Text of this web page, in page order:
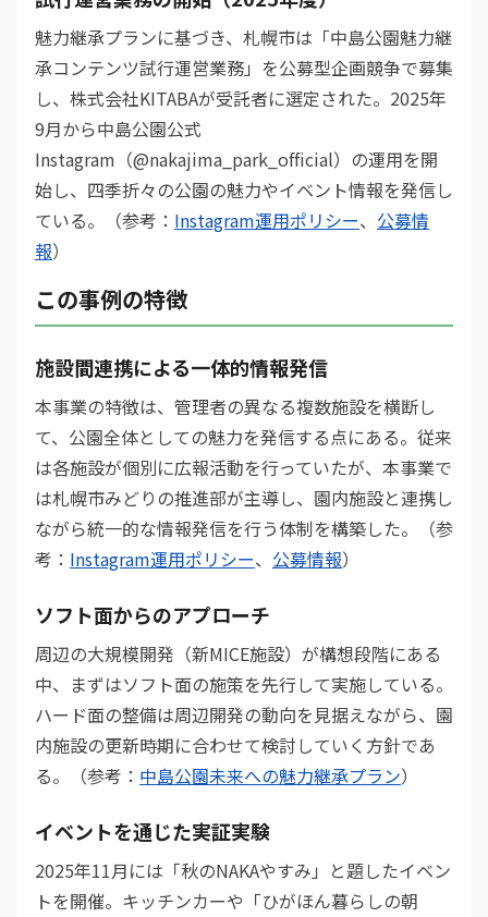
魅力継承プランに基づき、札幌市は「中島公園魅力継
承コンテンツ試行運営業務」を公募型企画競争で募集
し、株式会社KITABAが受託者に選定された。2025年
9月から中島公園公式
Instagram（@nakajima_park_official）の運用を開
始し、四季折々の公園の魅力やイベント情報を発信し
ている。（参考： Instagram運用ポリシー、 公募情
報）
この事例の特徴
施設間連携による一体的情報発信
本事業の特徴は、管理者の異なる複数施設を横断し
て、公園全体としての魅力を発信する点にある。従来
は各施設が個別に広報活動を行っていたが、本事業で
は札幌市みどりの推進部が主導し、園内施設と連携し
ながら統一的な情報発信を行う体制を構築した。（参
考： Instagram運用ポリシー、 公募情報）
ソフト面からのアプローチ
周辺の大規模開発（新MICE施設）が構想段階にある
中、まずはソフト面の施策を先行して実施している。
ハード面の整備は周辺開発の動向を見据えながら、園
内施設の更新時期に合わせて検討していく方針であ
る。（参考： 中島公園未来への魅力継承プラン）
イベントを通じた実証実験
2025年11月には「秋のNAKAやすみ」と題したイベン
トを開催。キッチンカーや「ひがほん暮らしの朝